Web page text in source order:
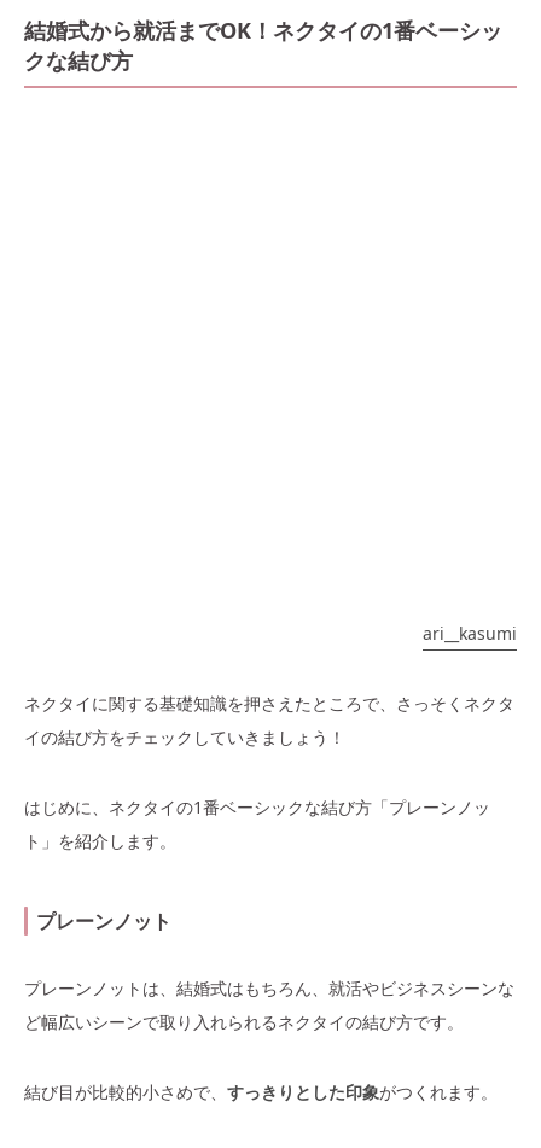
結婚式から就活までOK！ネクタイの1番ベーシッ
クな結び方
ari__kasumi
ネクタイに関する基礎知識を押さえたところで、さっそくネクタ
イの結び方をチェックしていきましょう！
はじめに、ネクタイの1番ベーシックな結び方「プレーンノッ
ト」を紹介します。
プレーンノット
プレーンノットは、結婚式はもちろん、就活やビジネスシーンな
ど幅広いシーンで取り入れられるネクタイの結び方です。
結び目が比較的小さめで、 すっきりとした印象がつくれます。